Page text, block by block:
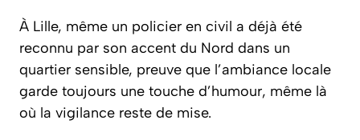
À Lille, même un policier en civil a déjà été
reconnu par son accent du Nord dans un
quartier sensible, preuve que l’ambiance locale
garde toujours une touche d’humour, même là
où la vigilance reste de mise.